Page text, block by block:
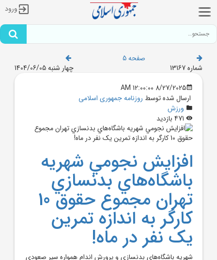
ورود
صفحه 5
شماره 13167
چهار شنبه 1404/06/05
8/27/2025 12:00:00 AM
ارسال شده توسط روزنامه جمهوری اسلامی
ورزش
افزايش نجومي شهريه
باشگاه‌هاي بدنسازي
تهران مجموع حقوق 10
کارگر به اندازه تمرين
يک نفر در ماه!
شهريه باشگاه‌هاي بدنسازي و پرورش اندام همواره سير صعودي